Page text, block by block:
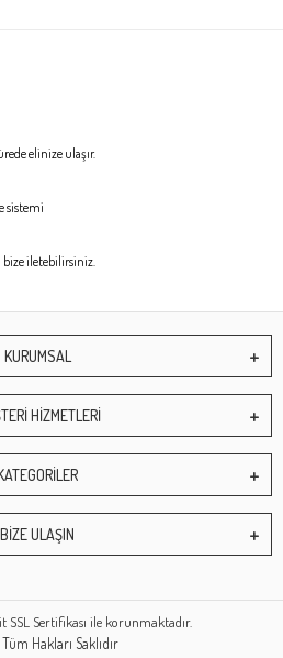
elinize ulaşır.
sistemi
bize iletebilirsiniz.
KURUMSAL
HİZMETLERİ
BİZE ULAŞIN
Sertifikası ile korunmaktadır.
Tüm Hakları Saklıdır